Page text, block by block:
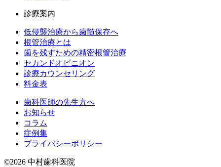
診療案内
低侵襲治療から歯髄保存へ
根管治療とは
歯を残すための精密根管治療
セカンドオピニオン
診療カウンセリング
料金表
歯科医師の先生方へ
お知らせ
コラム
症例集
プライバシーポリシー
©2026 中村歯科医院